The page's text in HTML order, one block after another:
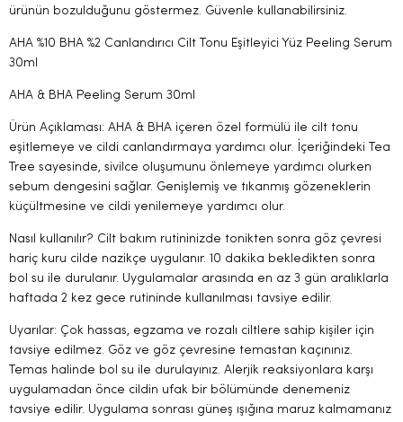
ürünün bozulduğunu göstermez. Güvenle kullanabilirsiniz.
AHA %10 BHA %2 Canlandırıcı Cilt Tonu Eşitleyici Yüz Peeling Serum
30ml
AHA & BHA Peeling Serum 30ml
Ürün Açıklaması: AHA & BHA içeren özel formülü ile cilt tonu
eşitlemeye ve cildi canlandırmaya yardımcı olur. İçeriğindeki Tea
Tree sayesinde, sivilce oluşumunu önlemeye yardımcı olurken
sebum dengesini sağlar. Genişlemiş ve tıkanmış gözeneklerin
küçültmesine ve cildi yenilemeye yardımcı olur.
Nasıl kullanılır? Cilt bakım rutininizde tonikten sonra göz çevresi
hariç kuru cilde nazikçe uygulanır. 10 dakika bekledikten sonra
bol su ile durulanır. Uygulamalar arasında en az 3 gün aralıklarla
haftada 2 kez gece rutininde kullanılması tavsiye edilir.
Uyarılar: Çok hassas, egzama ve rozalı ciltlere sahip kişiler için
tavsiye edilmez. Göz ve göz çevresine temastan kaçınınız.
Temas halinde bol su ile durulayınız. Alerjik reaksiyonlara karşı
uygulamadan önce cildin ufak bir bölümünde denemeniz
tavsiye edilir. Uygulama sonrası güneş ışığına maruz kalmamanız